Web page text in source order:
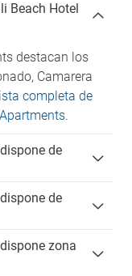
Beach Hotel
destacan los
Camarera
completa de
.
de
de
zona